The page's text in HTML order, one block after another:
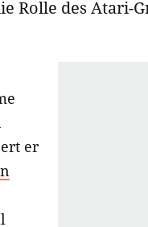
Rolle des Atari-
er